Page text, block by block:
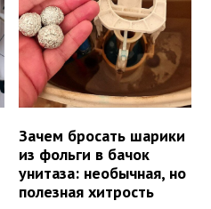
Зачем бросать шарики
из фольги в бачок
унитаза: необычная, но
полезная хитрость